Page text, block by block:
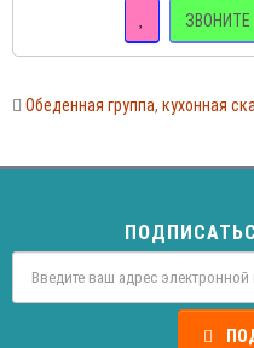
ЗВОНИТЕ
Обеденная группа, кухонная